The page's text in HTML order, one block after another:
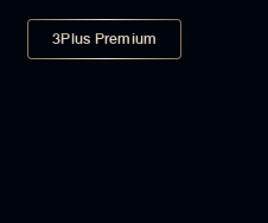
3Plus Premium